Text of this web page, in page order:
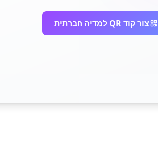
צור קוד QR למדיה חברתית